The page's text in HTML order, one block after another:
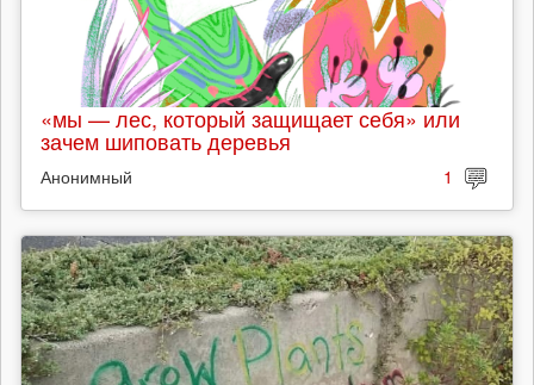
«мы — лес, который защищает себя» или
зачем шиповать деревья
Анонимный 1